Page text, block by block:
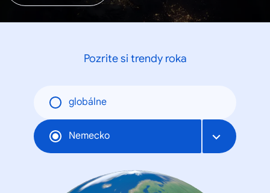
Pozrite si trendy roka
globálne
Nemecko